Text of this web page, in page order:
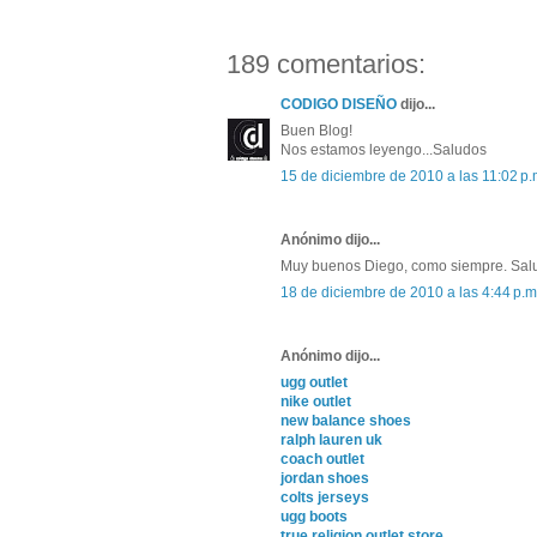
189 comentarios:
CODIGO DISEÑO dijo...
Buen Blog!
Nos estamos leyengo...Saludos
15 de diciembre de 2010 a las 11:02
Anónimo dijo...
Muy buenos Diego, como siempre.
18 de diciembre de 2010 a las 4:44
Anónimo dijo...
ugg outlet
nike outlet
new balance shoes
ralph lauren uk
coach outlet
jordan shoes
colts jerseys
ugg boots